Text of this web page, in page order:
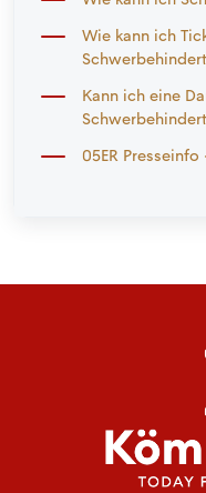
Wie kann ich
Kann ich eine
05ER